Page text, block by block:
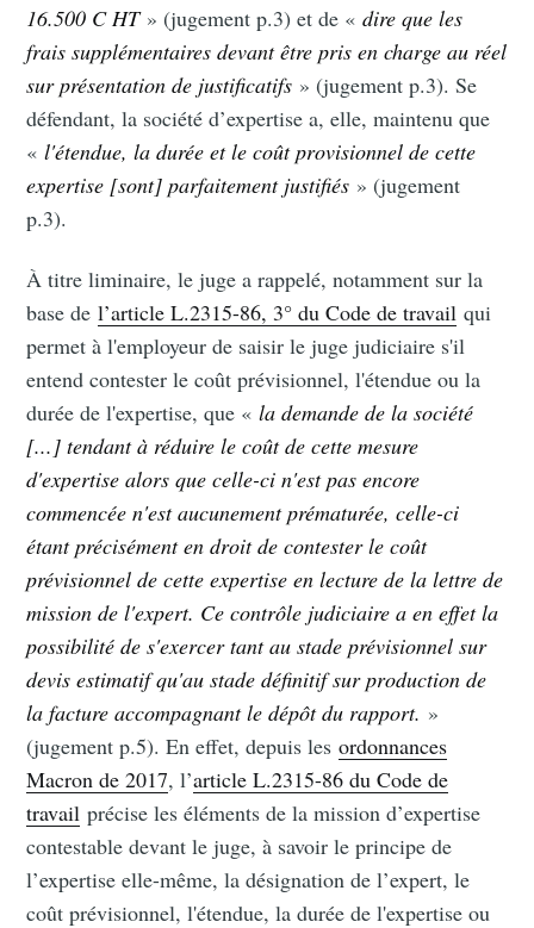
16.500 C HT » (jugement p.3) et de «dire que les
frais supplémentaires devant être pris en charge au réel
sur présentation de justificatifs » (jugement p.3). Se
défendant, la société d’expertise a, elle, maintenu que
«l'étendue, la durée et le coût provisionnel de cette
expertise [sont] parfaitement justifiés » (jugement
p.3).
À titre liminaire, le juge a rappelé, notamment sur la
base del’article L.2315-86, 3° du Code de travail qui
permet à l'employeur de saisir le juge judiciaire s'il
entend contester le coût prévisionnel, l'étendue ou la
durée de l'expertise, que «la demande de la société
[...] tendant à réduire le coût de cette mesure
d'expertise alors que celle-ci n'est pas encore
commencée n'est aucunement prématurée, celle-ci
étant précisément en droit de contester le coût
prévisionnel de cette expertise en lecture de la lettre de
mission de l'expert. Ce contrôle judiciaire a en effet la
possibilité de s'exercer tant au stade prévisionnel sur
devis estimatif qu'au stade définitif sur production de
la facture accompagnant le dépôt du rapport. »
(jugement p.5). En effet, depuis lesordonnances
Macron de 2017, l’article L.2315-86 du Code de
travail précise les éléments de la mission d’expertise
contestable devant le juge, à savoir le principe de
l’expertise elle-même, la désignation de l’expert, le
coût prévisionnel, l'étendue, la durée de l'expertise ou